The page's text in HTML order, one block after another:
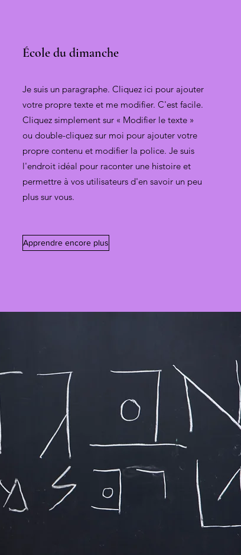
École du dimanche
Je suis un paragraphe. Cliquez ici pour ajouter
votre propre texte et me modifier. C'est facile.
Cliquez simplement sur « Modifier le texte »
ou double-cliquez sur moi pour ajouter votre
propre contenu et modifier la police. Je suis
l'endroit idéal pour raconter une histoire et
permettre à vos utilisateurs d'en savoir un peu
plus sur vous.
Apprendre encore plus